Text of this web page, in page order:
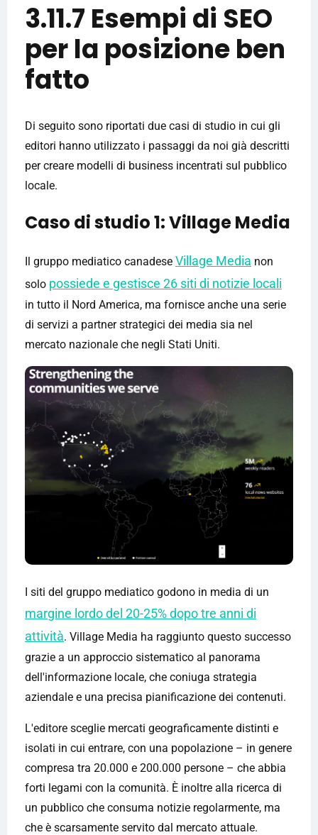
3.11.7 Esempi di SEO
per la posizione ben
fatto
Di seguito sono riportati due casi di studio in cui gli
editori hanno utilizzato i passaggi da noi già descritti
per creare modelli di business incentrati sul pubblico
locale.
Caso di studio 1: Village Media
Il gruppo mediatico canadese Village Media non
solo possiede e gestisce 26 siti di notizie locali
in tutto il Nord America, ma fornisce anche una serie
di servizi a partner strategici dei media sia nel
mercato nazionale che negli Stati Uniti.
I siti del gruppo mediatico godono in media di un
margine lordo del 20-25% dopo tre anni di
attività. Village Media ha raggiunto questo successo
grazie a un approccio sistematico al panorama
dell'informazione locale, che coniuga strategia
aziendale e una precisa pianificazione dei contenuti.
L'editore sceglie mercati geograficamente distinti e
isolati in cui entrare, con una popolazione – in genere
compresa tra 20.000 e 200.000 persone – che abbia
forti legami con la comunità. È inoltre alla ricerca di
un pubblico che consuma notizie regolarmente, ma
che è scarsamente servito dal mercato attuale.